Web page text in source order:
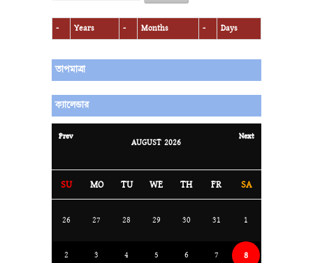
- Years - Months - Days
তাপমাত্রা
ক্যালেন্ডার
Prev
AUGUST 2026
Next
SU MO TU WE TH FR SA
26 27 28 29 30 31 1
2 3 4 5 6 7 8